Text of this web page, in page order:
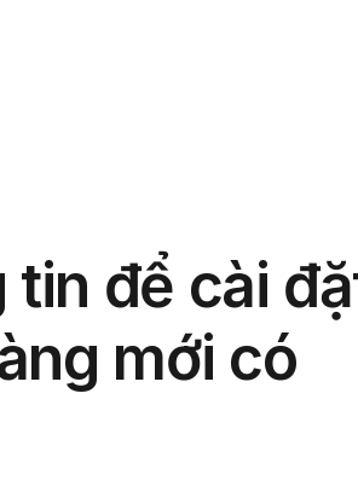
tin để cài
mới có